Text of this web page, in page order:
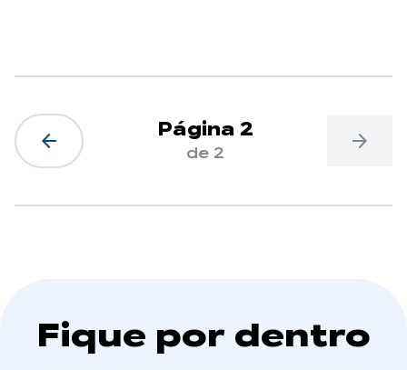
arrow_back Página 2
de 2 arrow_forward
Fique por dentro